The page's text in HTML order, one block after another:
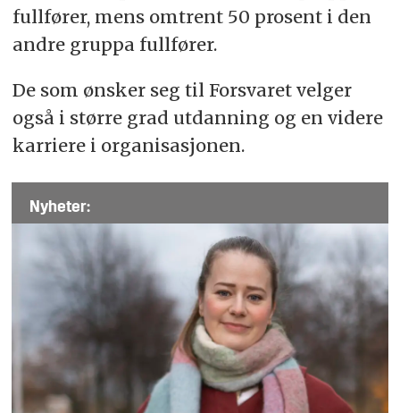
fullfører, mens omtrent 50 prosent i den
andre gruppa fullfører.
De som ønsker seg til Forsvaret velger
også i større grad utdanning og en videre
karriere i organisasjonen.
Nyheter: